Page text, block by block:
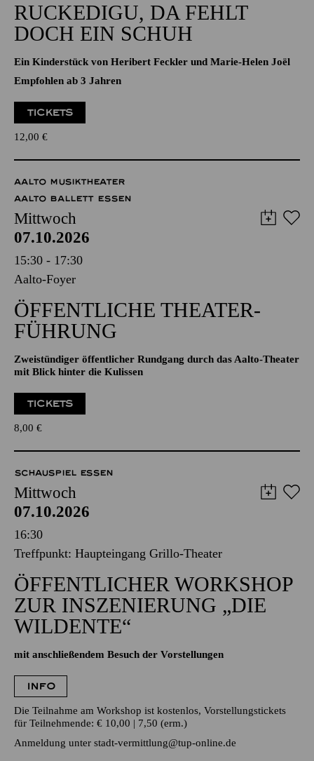
Aalto-Foyer
OPER KLEINLAUT
RUCKEDIGU, DA FEHLT
DOCH EIN SCHUH
Ein Kinderstück von Heribert Feckler und Marie-Helen Joël
Empfohlen ab 3 Jahren
12,00€
AALTO MUSIKTHEATER
AALTO BALLETT ESSEN
Mittwoch
07.10.2026
15:30 - 17:30
Aalto-Foyer
ÖFFENTLICHE THEATER­
FÜHRUNG
Zweistündiger öffentlicher Rundgang durch das Aalto-Theater
mit Blick hinter die Kulissen
8,00€
SCHAUSPIEL ESSEN
Mittwoch
07.10.2026
16:30
Treffpunkt: Haupteingang Grillo-Theater
ÖFFENTLICHER WORKSHOP
ZUR INSZENIERUNG „DIE
mit anschließendem Besuch der Vorstellungen
INFO